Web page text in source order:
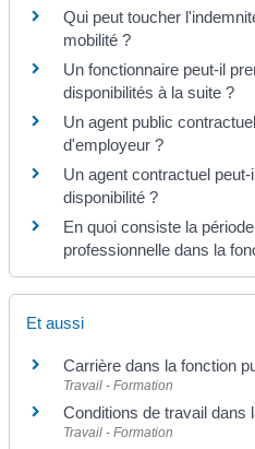
Qui peut toucher
mobilité ?
Un fonctionnaire peut-il
disponibilités à la suite ?
Un agent public
d'employeur ?
Un agent contractuel
disponibilité ?
En quoi consiste la
professionnelle dans la
Et aussi
Carrière dans la fonction
Travail - Formation
Conditions de travail dans
Travail - Formation